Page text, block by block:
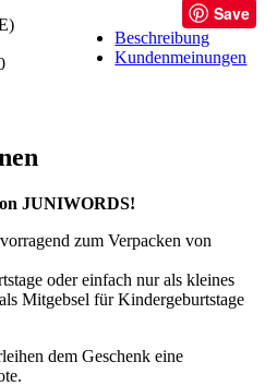
Save
Beschreibung
Kundenmeinungen
JUNIWORDS!
zum Verpacken von
oder einfach nur als kleines
Mitgebsel für Kindergeburtstage
dem Geschenk eine